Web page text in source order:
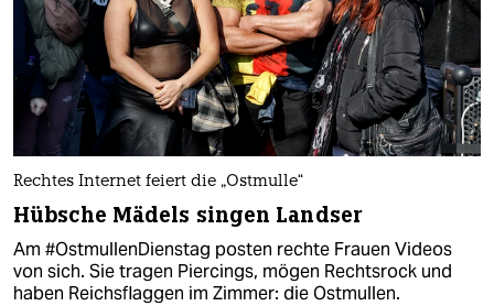
Rechtes Internet feiert die „Ostmulle“
Hübsche Mädels singen Landser
Am #OstmullenDienstag posten rechte Frauen Videos
von sich. Sie tragen Piercings, mögen Rechtsrock und
haben Reichsflaggen im Zimmer: die Ostmullen.